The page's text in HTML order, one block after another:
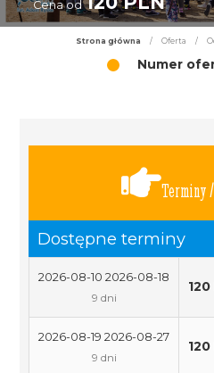
Cena od
Strona główna / Oferta /
Numer
Terminy
Dostępne terminy
2026-08-10 2026-08-18
9 dni
120
2026-08-19 2026-08-27
9 dni
120